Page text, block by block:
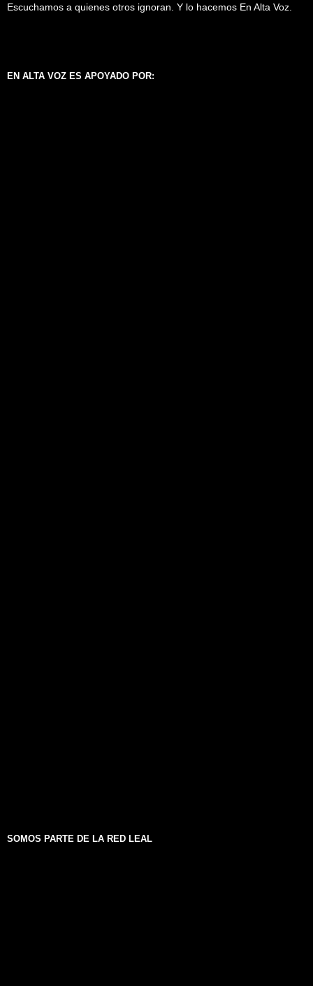
Escuchamos a quienes otros ignoran. Y lo hacemos En Alta Voz.
EN ALTA VOZ ES APOYADO POR:
SOMOS PARTE DE LA RED LEAL